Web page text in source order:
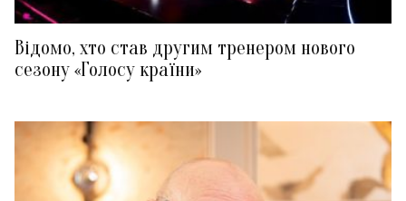
Відомо, хто став другим тренером нового
сезону «Голосу країни»